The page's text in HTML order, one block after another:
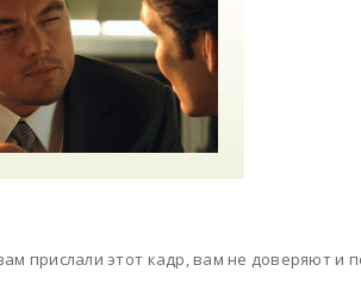
прислали этот кадр, вам не доверяют и